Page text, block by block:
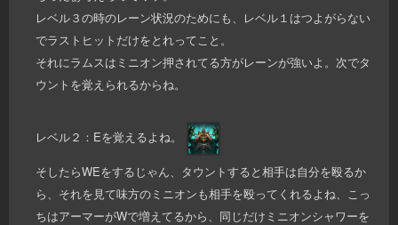
レベル３の時のレーン状況のためにも、レベル１はつよがらない
でラストヒットだけをとれってこと。
それにラムスはミニオン押されてる方がレーンが強いよ。次でタ
ウントを覚えられるからね。
レベル２：Eを覚えるよね。
そしたらWEをするじゃん、タウントすると相手は自分を殴るか
ら、それを見て味方のミニオンも相手を殴ってくれるよね、こっ
ちはアーマーがWで増えてるから、同じだけミニオンシャワーを